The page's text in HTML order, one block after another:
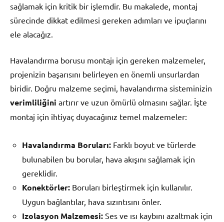
sağlamak için kritik bir işlemdir. Bu makalede, montaj
sürecinde dikkat edilmesi gereken adımları ve ipuçlarını
ele alacağız.
Havalandırma borusu montajı için gereken malzemeler,
projenizin başarısını belirleyen en önemli unsurlardan
biridir. Doğru malzeme seçimi, havalandırma sisteminizin
verimliliğini artırır ve uzun ömürlü olmasını sağlar. İşte
montaj için ihtiyaç duyacağınız temel malzemeler:
Havalandırma Boruları: Farklı boyut ve türlerde
bulunabilen bu borular, hava akışını sağlamak için
gereklidir.
Konektörler: Boruları birleştirmek için kullanılır.
Uygun bağlantılar, hava sızıntısını önler.
Izolasyon Malzemesi: Ses ve ısı kaybını azaltmak için